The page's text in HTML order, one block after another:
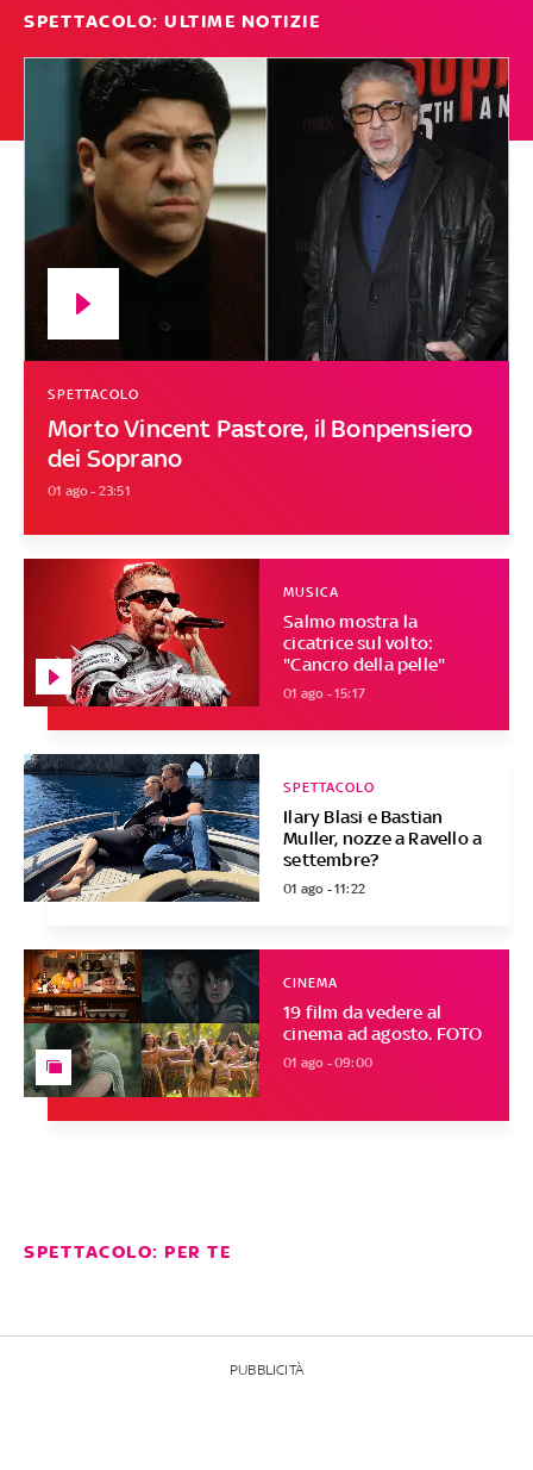
SPETTACOLO: ULTIME NOTIZIE
Morto Vincent Pastore, il Bonpensiero
dei Soprano
SPETTACOLO
01 ago - 23:51
Salmo mostra la
cicatrice sul volto:
"Cancro della pelle"
MUSICA
01 ago - 15:17
Ilary Blasi e Bastian
Muller, nozze a Ravello a
settembre?
SPETTACOLO
01 ago - 11:22
19 film da vedere al
cinema ad agosto. FOTO
CINEMA
01 ago - 09:00
SPETTACOLO: PER TE
PUBBLICITÀ